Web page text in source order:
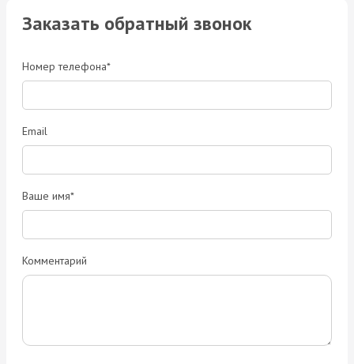
Заказать обратный звонок
Номер телефона*
Email
Ваше имя*
Комментарий